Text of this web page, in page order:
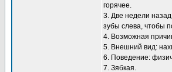
горячее.
3. Две недели
зубы слева, чтобы
4. Возможная
5. Внешний вид:
6. Поведение:
7. Зябкая.